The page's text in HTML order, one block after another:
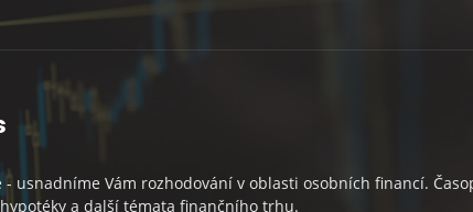
- usnadníme Vám rozhodování v oblasti osobních financí.
a další témata finančního trhu.